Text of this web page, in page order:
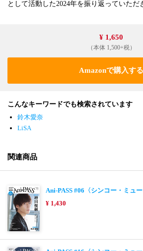
として活動した2024年を振り返っていただ
¥ 1,650
（本体 1,500+税）
Amazonで購入する
こんなキーワードでも検索されています
鈴木愛奈
LiSA
関連商品
Ani-PASS #06〈シンコー・ミュ
¥ 1,430